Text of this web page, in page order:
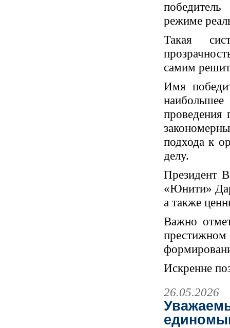
режиме
Такая
самим
Имя
наибольшее
проведения
подхода к
делу.
Президент
«Юнити»
а также
Важно
Искренне
26.05.2026